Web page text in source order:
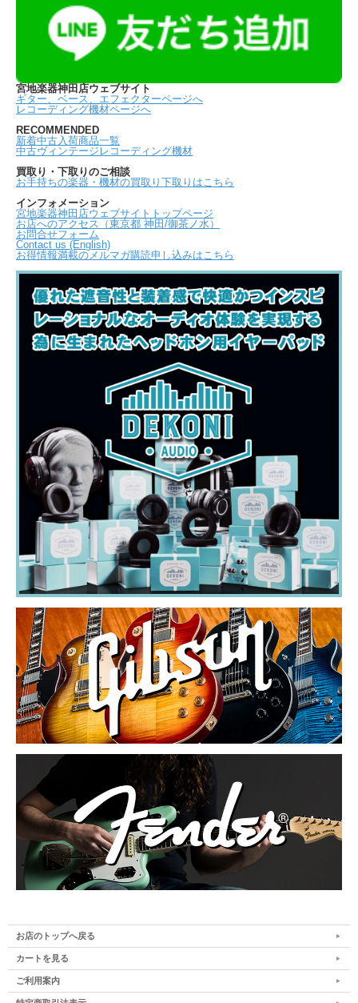
宮地楽器神田店ウェブサイト
ギター、ベース、エフェクターページへ
レコーディング機材ページへ
RECOMMENDED
新着中古入荷商品一覧
中古ヴィンテージレコーディング機材
買取り・下取りのご相談
お手持ちの楽器・機材の買取り下取りはこちら
インフォメーション
宮地楽器神田店ウェブサイトトップページ
お店へのアクセス（東京都 神田/御茶ノ水）
お問合せフォーム
Contact us (English)
お得情報満載のメルマガ購読申し込みはこちら
お店のトップへ戻る
カートを見る
ご利用案内